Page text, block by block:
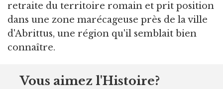
retraite du territoire romain et prit position
dans une zone marécageuse près de la ville
d'Abrittus, une région qu'il semblait bien
connaître.
Vous aimez l'Histoire?